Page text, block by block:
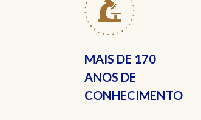
MAIS DE 170
ANOS DE
CONHECIMENTO